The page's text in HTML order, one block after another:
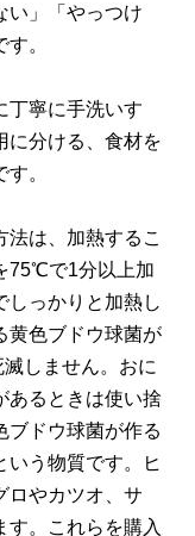
い」「やっつけ
。
丁寧に手洗いす
に分ける、食材を
。
は、加熱するこ
75℃で1分以上加
しっかりと加熱し
黄色ブドウ球菌が
しません。おに
あるときは使い捨
ブドウ球菌が作る
いう物質です。ヒ
ロやカツオ、サ
す。これらを購入